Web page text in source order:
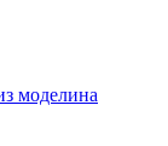
моделина